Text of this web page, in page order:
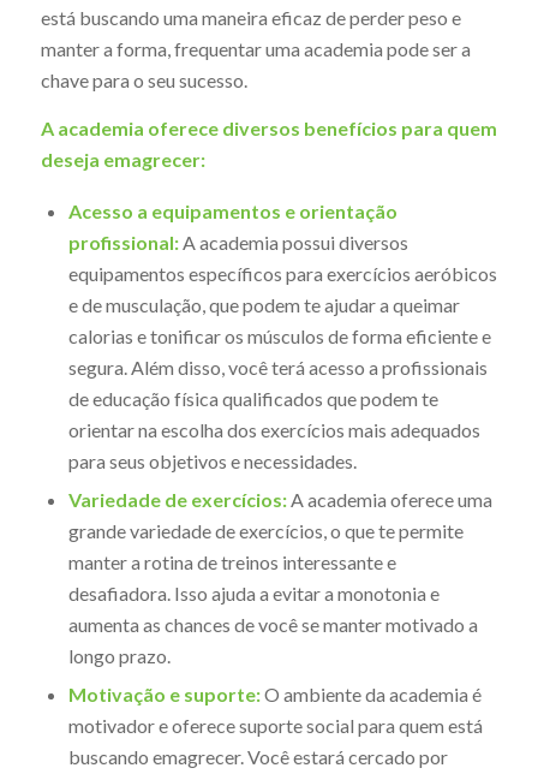
está buscando uma maneira eficaz de perder peso e
manter a forma, frequentar uma academia pode ser a
chave para o seu sucesso.
A academia oferece diversos benefícios para quem
deseja emagrecer:
Acesso a equipamentos e orientação
profissional:A academia possui diversos
equipamentos específicos para exercícios aeróbicos
e de musculação, que podem te ajudar a queimar
calorias e tonificar os músculos de forma eficiente e
segura. Além disso, você terá acesso a profissionais
de educação física qualificados que podem te
orientar na escolha dos exercícios mais adequados
para seus objetivos e necessidades.
Variedade de exercícios:A academia oferece uma
grande variedade de exercícios, o que te permite
manter a rotina de treinos interessante e
desafiadora. Isso ajuda a evitar a monotonia e
aumenta as chances de você se manter motivado a
longo prazo.
Motivação e suporte:O ambiente da academia é
motivador e oferece suporte social para quem está
buscando emagrecer. Você estará cercado por